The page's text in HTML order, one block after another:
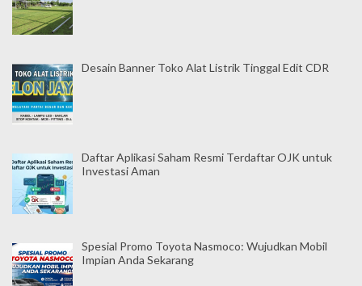
Desain Banner Toko Alat Listrik Tinggal Edit CDR
Daftar Aplikasi Saham Resmi Terdaftar OJK untuk
Investasi Aman
Spesial Promo Toyota Nasmoco: Wujudkan Mobil
Impian Anda Sekarang